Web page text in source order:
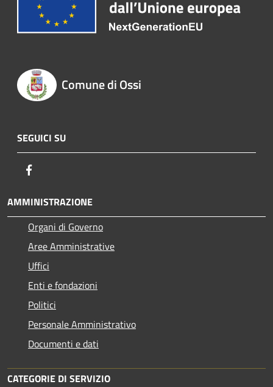
Comune di Ossi
SEGUICI SU
AMMINISTRAZIONE
Organi di Governo
Aree Amministrative
Uffici
Enti e fondazioni
Politici
Personale Amministrativo
Documenti e dati
CATEGORIE DI SERVIZIO